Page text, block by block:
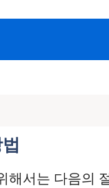
해서는 다음의